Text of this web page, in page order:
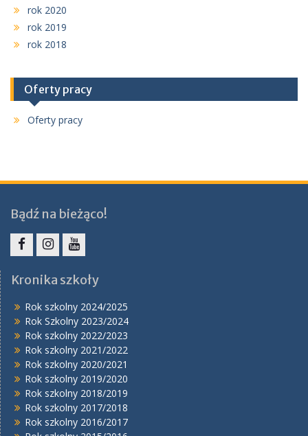
rok 2020
rok 2019
rok 2018
Oferty pracy
Oferty pracy
Bądź na bieżąco!
Kronika szkoły
Rok szkolny 2024/2025
Rok Szkolny 2023/2024
Rok szkolny 2022/2023
Rok szkolny 2021/2022
Rok szkolny 2020/2021
Rok szkolny 2019/2020
Rok szkolny 2018/2019
Rok szkolny 2017/2018
Rok szkolny 2016/2017